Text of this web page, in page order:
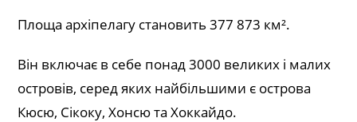
Площа архіпелагу становить 377 873 км².
Він включає в себе понад 3000 великих і малих
островів, серед яких найбільшими є острова
Кюсю, Сікоку, Хонсю та Хоккайдо.